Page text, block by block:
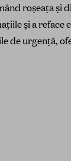
roșeața și
și a reface
de urgență,